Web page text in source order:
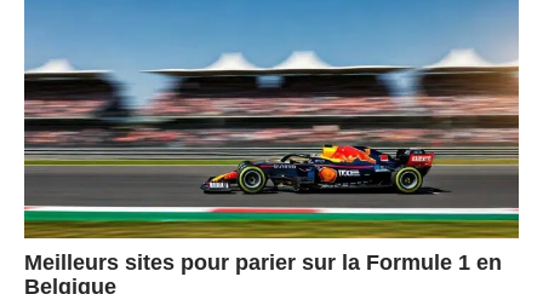
Meilleurs sites pour parier sur la Formule 1 en
Belgique